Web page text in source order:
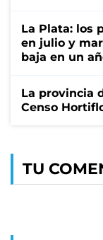
La Plata: los
en julio y
baja en un
La provincia
Censo
TU